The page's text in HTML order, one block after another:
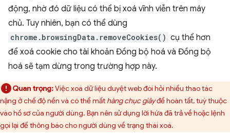
động, nhờ đó dữ liệu có thể bị xoá vĩnh viễn trên máy
chủ. Tuy nhiên, bạn có thể dùng
chrome.browsingData.removeCookies() cụ thể hơn
để xoá cookie cho tài khoản Đồng bộ hoá và Đồng bộ
hoá sẽ tạm dừng trong trường hợp này.
Quan trọng:Việc xoá dữ liệu duyệt web đòi hỏi nhiều thao tác
nặng ở chế độ nền và có thể mất hàng chục giâyđể hoàn tất, tuỳ thuộc
vào hồ sơ của người dùng. Bạn nên sử dụng lời hứa đã trả về hoặc lệnh
gọi lại để thông báo cho người dùng về trạng thái xoá.